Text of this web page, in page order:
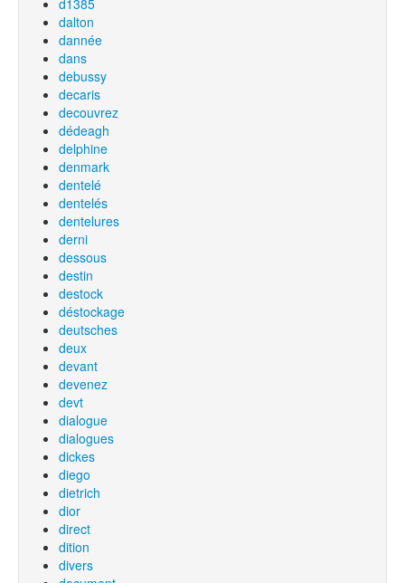
d1385
dalton
dannée
dans
debussy
decaris
decouvrez
dédeagh
delphine
denmark
dentelé
dentelés
dentelures
derni
dessous
destin
destock
déstockage
deutsches
deux
devant
devenez
devt
dialogue
dialogues
dickes
diego
dietrich
dior
direct
dition
divers